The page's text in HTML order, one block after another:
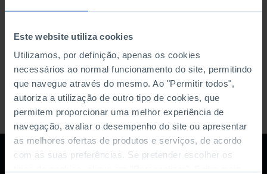
Este website utiliza cookies
Utilizamos, por definição, apenas os cookies
necessários ao normal funcionamento do site, permitindo
que navegue através do mesmo. Ao "Permitir todos",
autoriza a utilização de outro tipo de cookies, que
permitem proporcionar uma melhor experiência de
navegação, avaliar o desempenho do site ou apresentar
as melhores ofertas de produtos e serviços, de acordo
com as suas preferências. Se pretender escolher os